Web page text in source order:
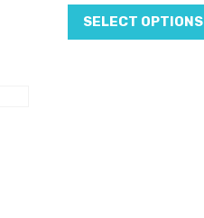
SELECT OPTIONS